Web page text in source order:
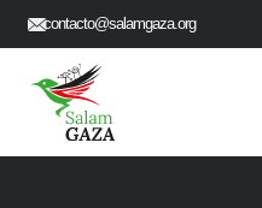
contacto@salamgaza.org